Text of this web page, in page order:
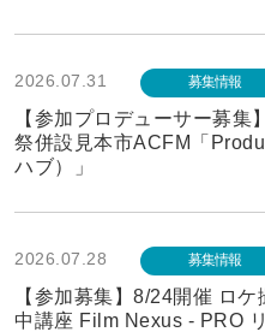
2026.07.31 募集情報
【参加プロデューサー募
祭併設見本市ACFM「
ハブ）」
2026.07.28 募集情報
【参加募集】8/24開催 ロ
中講座 Film Nexus - PRO